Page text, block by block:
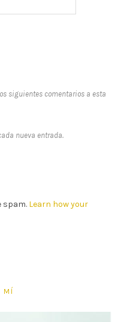
siguientes comentarios a esta
nueva entrada.
spam. Learn how your
MÍ